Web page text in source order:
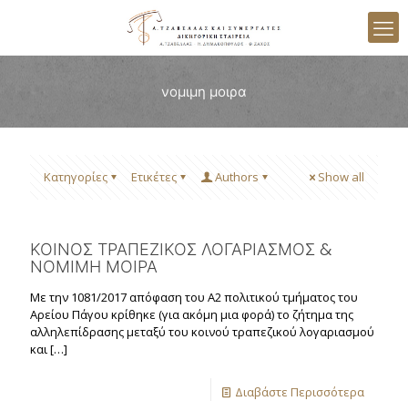
νομιμη μοιρα
Κατηγορίες Ετικέτες Authors Show all
ΚΟΙΝΟΣ ΤΡΑΠΕΖΙΚΟΣ ΛΟΓΑΡΙΑΣΜΟΣ &
ΝΟΜΙΜΗ ΜΟΙΡΑ
Με την 1081/2017 απόφαση του Α2 πολιτικού τμήματος του
Αρείου Πάγου κρίθηκε (για ακόμη μια φορά) το ζήτημα της
αλληλεπίδρασης μεταξύ του κοινού τραπεζικού λογαριασμού
και[…]
Διαβάστε Περισσότερα